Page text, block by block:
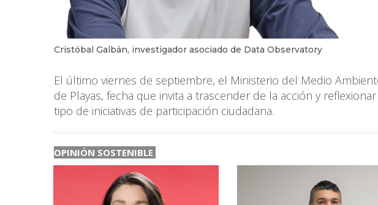
Cristóbal Galbán, investigador asociado de Data Observatory
El último viernes de septiembre, el Ministerio del Medio
de Playas, fecha que invita a trascender de la acción y
tipo de iniciativas de participación ciudadana.
OPINIÓN SOSTENIBLE